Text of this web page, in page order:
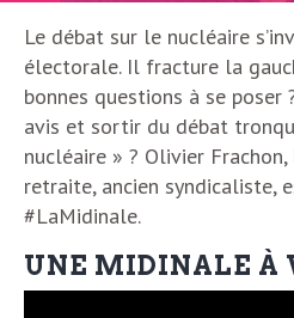
Le débat sur le nucléaire
électorale. Il fracture la
bonnes questions à se poser
avis et sortir du débat
nucléaire » ? Olivier
retraite, ancien syndicaliste,
#LaMidinale.
UNE MIDINALE À